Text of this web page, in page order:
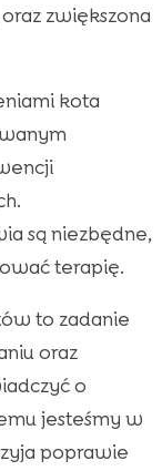
zwiększona
kota
są niezbędne,
terapię.
to zadanie
oraz
o
jesteśmy w
poprawie